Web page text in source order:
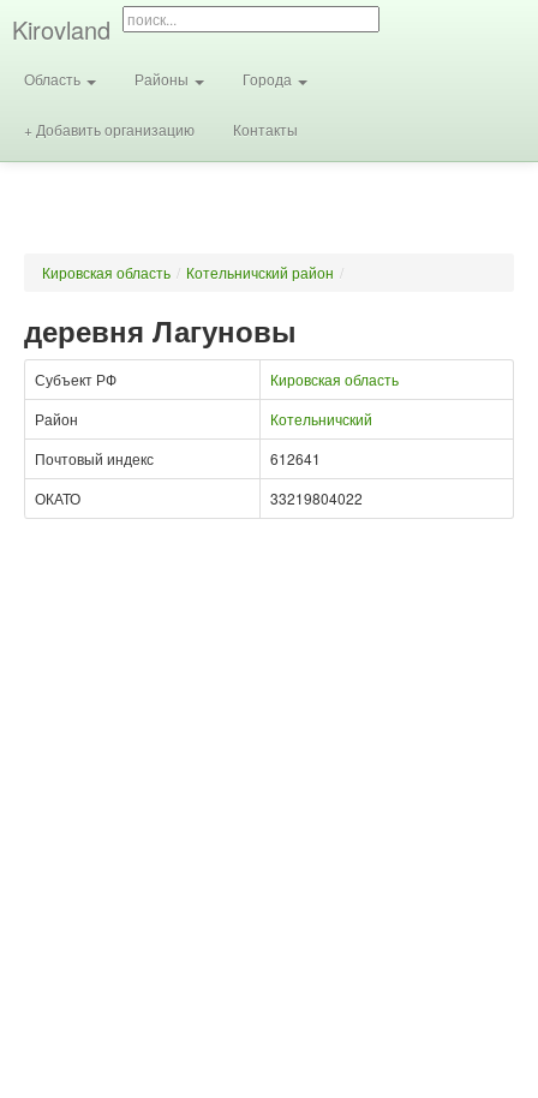
Kirovland
Область Районы Города
+ Добавить организацию Контакты
Кировская область / Котельничский район /
деревня Лагуновы
Субъект РФ
Кировская область
Район
Котельничский
Почтовый индекс
612641
ОКАТО
33219804022